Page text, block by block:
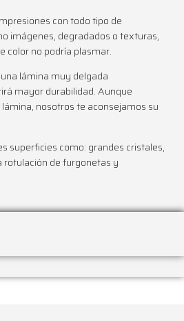
con todo tipo de
imágenes, degradados o texturas,
color no podría plasmar.
lámina muy delgada
mayor durabilidad. Aunque
nosotros te aconsejamos su
superficies como: grandes cristales,
rotulación de furgonetas y